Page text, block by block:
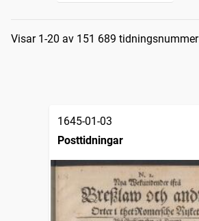
Sökresultat
Visar 1-20 av 151 689 tidningsnummer
1645-01-03
Posttidningar